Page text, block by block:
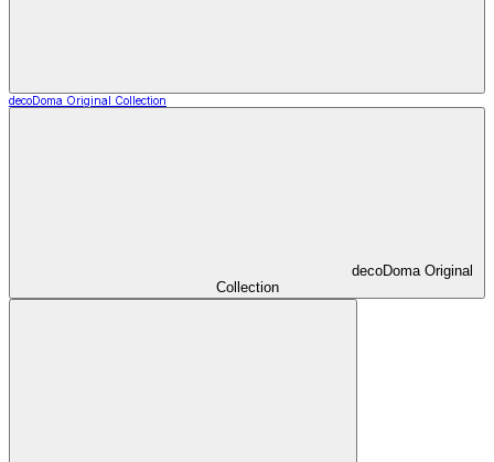
decoDoma Original Collection
decoDoma Original
Collection